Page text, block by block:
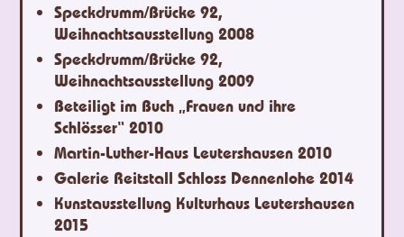
Speckdrumm/Brücke 92,
Weihnachtsausstellung 2008
Speckdrumm/Brücke 92,
Weihnachtsausstellung 2009
Beteiligt im Buch „Frauen und ihre
Schlösser“ 2010
Martin-Luther-Haus Leutershausen 2010
Galerie Reitstall Schloss Dennenlohe 2014
Kunstausstellung Kulturhaus Leutershausen
2015